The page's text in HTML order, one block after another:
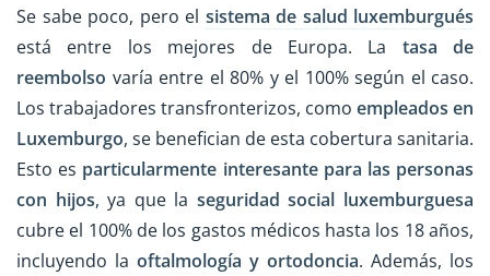
Se sabe poco, pero el sistema de salud luxemburgués
está entre los mejores de Europa. La tasa de
reembolso varía entre el 80% y el 100% según el caso.
Los trabajadores transfronterizos, como empleados en
Luxemburgo, se benefician de esta cobertura sanitaria.
Esto es particularmente interesante para las personas
con hijos, ya que la seguridad social luxemburguesa
cubre el 100% de los gastos médicos hasta los 18 años,
incluyendo la oftalmología y ortodoncia. Además, los